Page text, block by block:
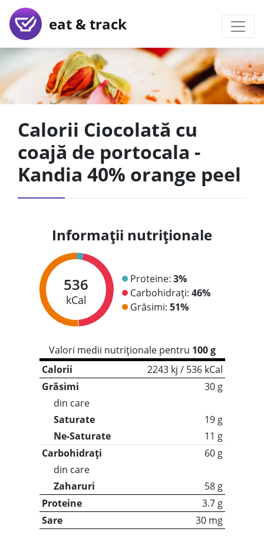
eat & track
Calorii Ciocolată cu
coajă de portocala -
Kandia 40% orange peel
Informații nutriționale
536
kCal
Proteine: 3%
Carbohidrați: 46%
Grăsimi: 51%
Valori medii nutriționale pentru 100 g
Calorii
2243 kj / 536 kCal
Grăsimi
30 g
din care
Saturate
19 g
Ne-Saturate
11 g
Carbohidrați
60 g
din care
Zaharuri
58 g
Proteine
3.7 g
Sare
30 mg